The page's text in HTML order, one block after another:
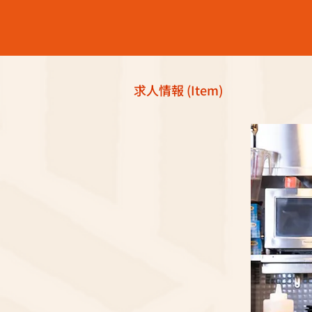
求人情報 (Item)